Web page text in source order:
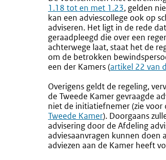
1.18 tot en met 1.23, gelden
kan een adviescollege ook op
adviseren. Het ligt in de rede
geraadpleegd die over een
achterwege laat, staat het de
om de betrokken
een der Kamers (Externe
artikel 22 van
Overigens geldt de regeling,
de Tweede Kamer gevraagde
niet de initiatiefnemer(zie voor
Tweede Kamer). Doorgaans
advisering door de Afdeling
adviesaanvragen kunnen doen
adviezen aan de Kamer heeft